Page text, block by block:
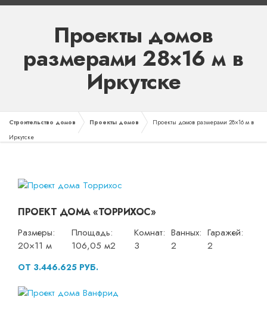
Проекты домов
размерами 28×16 м в
Иркутске
Строительство домов Проекты домов
Проекты домов размерами 28×16 м в
Иркутске
ПРОЕКТ ДОМА «ТОРРИХОС»
Размеры:
20×11 м
Площадь:
106,05 м2
Комнат:
3
Ванных:
2
Гаражей:
2
ОТ 3.446.625 РУБ.